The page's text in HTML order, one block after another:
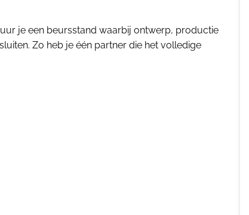
je een beursstand waarbij ontwerp, productie
Zo heb je één partner die het volledige